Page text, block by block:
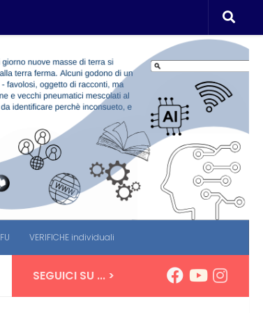
VERIFICHE individuali
SEGUICI SU ... >